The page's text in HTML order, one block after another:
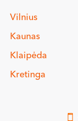
Vilnius
Kaunas
Klaipėda
Kretinga